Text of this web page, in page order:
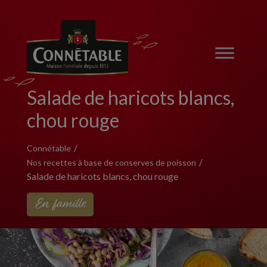
Salade de haricots blancs,
chou rouge
Connétable
Nos recettes à base de conserves de poisson
Salade de haricots blancs, chou rouge
En famille